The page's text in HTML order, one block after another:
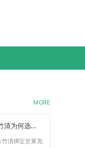
MORE
斗罗大陆中的朱竹清为何选择了史莱克
清绑定史莱克阵营是综合羁绊